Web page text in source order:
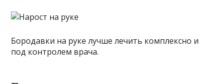
Бородавки на руке лучше лечить комплексно и
под контролем врача.